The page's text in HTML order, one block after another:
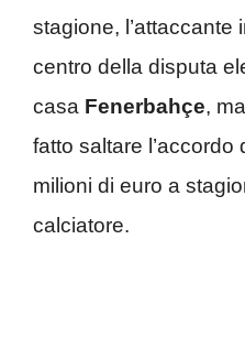
stagione, l’attaccante
centro della disputa
casa Fenerbahçe,
fatto saltare
milioni di euro a
calciatore.